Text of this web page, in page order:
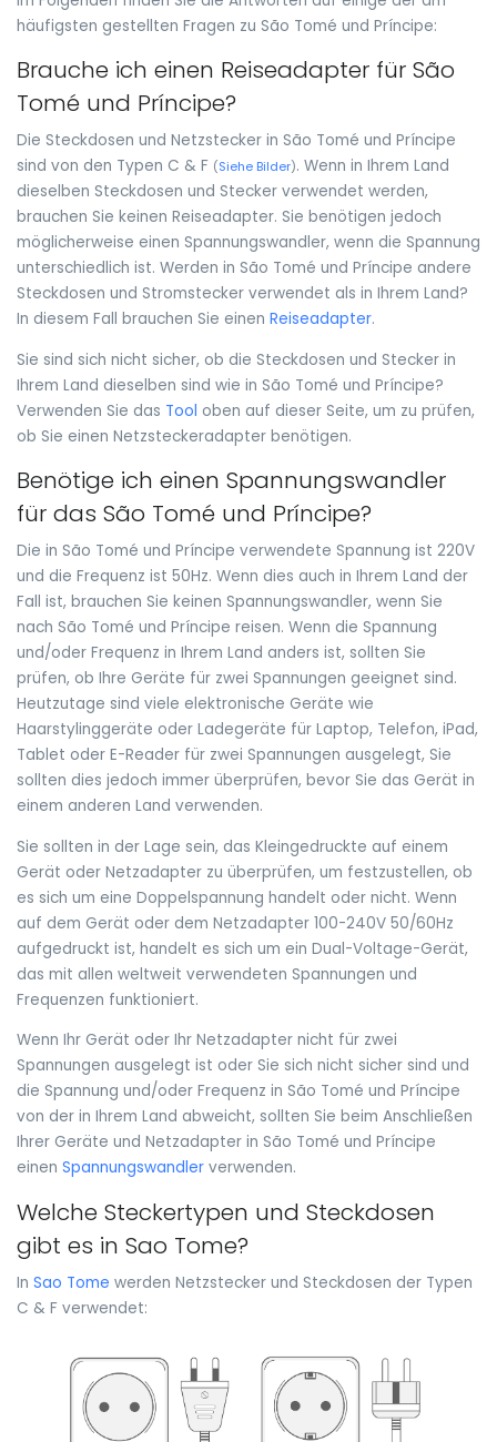
häufigsten gestellten Fragen zu São Tomé und Príncipe:
Brauche ich einen Reiseadapter für São
Tomé und Príncipe?
Die Steckdosen und Netzstecker in São Tomé und Príncipe
sind von den Typen C & F (Siehe Bilder). Wenn in Ihrem Land
dieselben Steckdosen und Stecker verwendet werden,
brauchen Sie keinen Reiseadapter. Sie benötigen jedoch
möglicherweise einen Spannungswandler, wenn die Spannung
unterschiedlich ist. Werden in São Tomé und Príncipe andere
Steckdosen und Stromstecker verwendet als in Ihrem Land?
In diesem Fall brauchen Sie einen Reiseadapter.
Sie sind sich nicht sicher, ob die Steckdosen und Stecker in
Ihrem Land dieselben sind wie in São Tomé und Príncipe?
Verwenden Sie das Tool oben auf dieser Seite, um zu prüfen,
ob Sie einen Netzsteckeradapter benötigen.
Benötige ich einen Spannungswandler
für das São Tomé und Príncipe?
Die in São Tomé und Príncipe verwendete Spannung ist 220V
und die Frequenz ist 50Hz. Wenn dies auch in Ihrem Land der
Fall ist, brauchen Sie keinen Spannungswandler, wenn Sie
nach São Tomé und Príncipe reisen. Wenn die Spannung
und/oder Frequenz in Ihrem Land anders ist, sollten Sie
prüfen, ob Ihre Geräte für zwei Spannungen geeignet sind.
Heutzutage sind viele elektronische Geräte wie
Haarstylinggeräte oder Ladegeräte für Laptop, Telefon, iPad,
Tablet oder E-Reader für zwei Spannungen ausgelegt, Sie
sollten dies jedoch immer überprüfen, bevor Sie das Gerät in
einem anderen Land verwenden.
Sie sollten in der Lage sein, das Kleingedruckte auf einem
Gerät oder Netzadapter zu überprüfen, um festzustellen, ob
es sich um eine Doppelspannung handelt oder nicht. Wenn
auf dem Gerät oder dem Netzadapter 100-240V 50/60Hz
aufgedruckt ist, handelt es sich um ein Dual-Voltage-Gerät,
das mit allen weltweit verwendeten Spannungen und
Frequenzen funktioniert.
Wenn Ihr Gerät oder Ihr Netzadapter nicht für zwei
Spannungen ausgelegt ist oder Sie sich nicht sicher sind und
die Spannung und/oder Frequenz in São Tomé und Príncipe
von der in Ihrem Land abweicht, sollten Sie beim Anschließen
Ihrer Geräte und Netzadapter in São Tomé und Príncipe
einen Spannungswandler verwenden.
Welche Steckertypen und Steckdosen
gibt es in Sao Tome?
In Sao Tome werden Netzstecker und Steckdosen der Typen
C & F verwendet: